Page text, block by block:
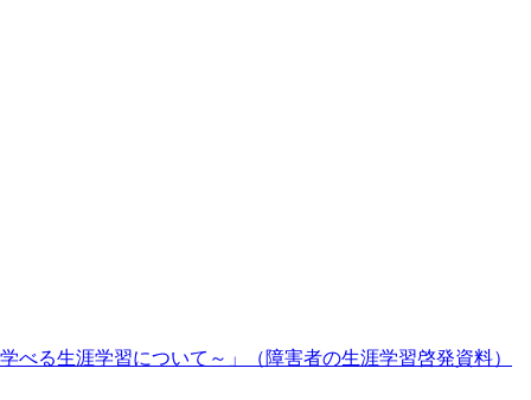
る生涯学習について～」（障害者の生涯学習啓発資料）